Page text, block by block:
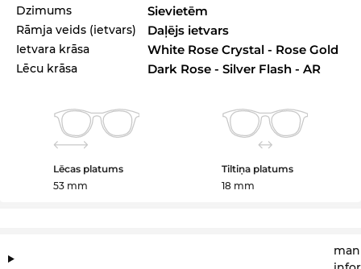
Dzimums Sievietēm
Rāmja veids (ietvars) Daļējs ietvars
Ietvara krāsa White Rose Crystal - Rose Gold
Lēcu krāsa Dark Rose - Silver Flash - AR
Lēcas platums
53 mm
Tiltiņa platums
18 mm